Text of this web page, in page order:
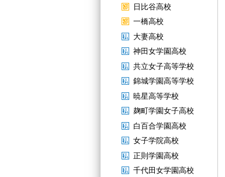
日比谷高校
一橋高校
大妻高校
神田女学園高校
共立女子高等学校
錦城学園高等学校
暁星高等学校
麹町学園女子高校
白百合学園高校
女子学院高校
正則学園高校
千代田女学園高校